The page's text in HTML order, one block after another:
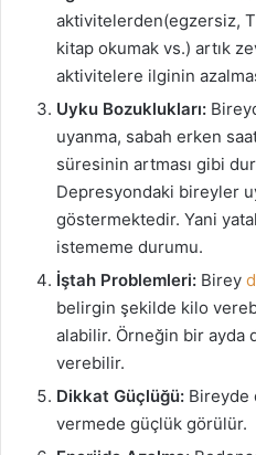
aktivitelerden(egzersiz,
kitap okumak vs.) artık
aktivitelere ilginin
Uyku Bozuklukları:
uyanma, sabah erken
süresinin artması gibi
Depresyondaki bireyler
göstermektedir. Yani
istememe durumu.
İştah Problemleri: Birey
belirgin şekilde kilo
alabilir. Örneğin bir ayda
verebilir.
Dikkat Güçlüğü: Bireyde
vermede güçlük görülür.